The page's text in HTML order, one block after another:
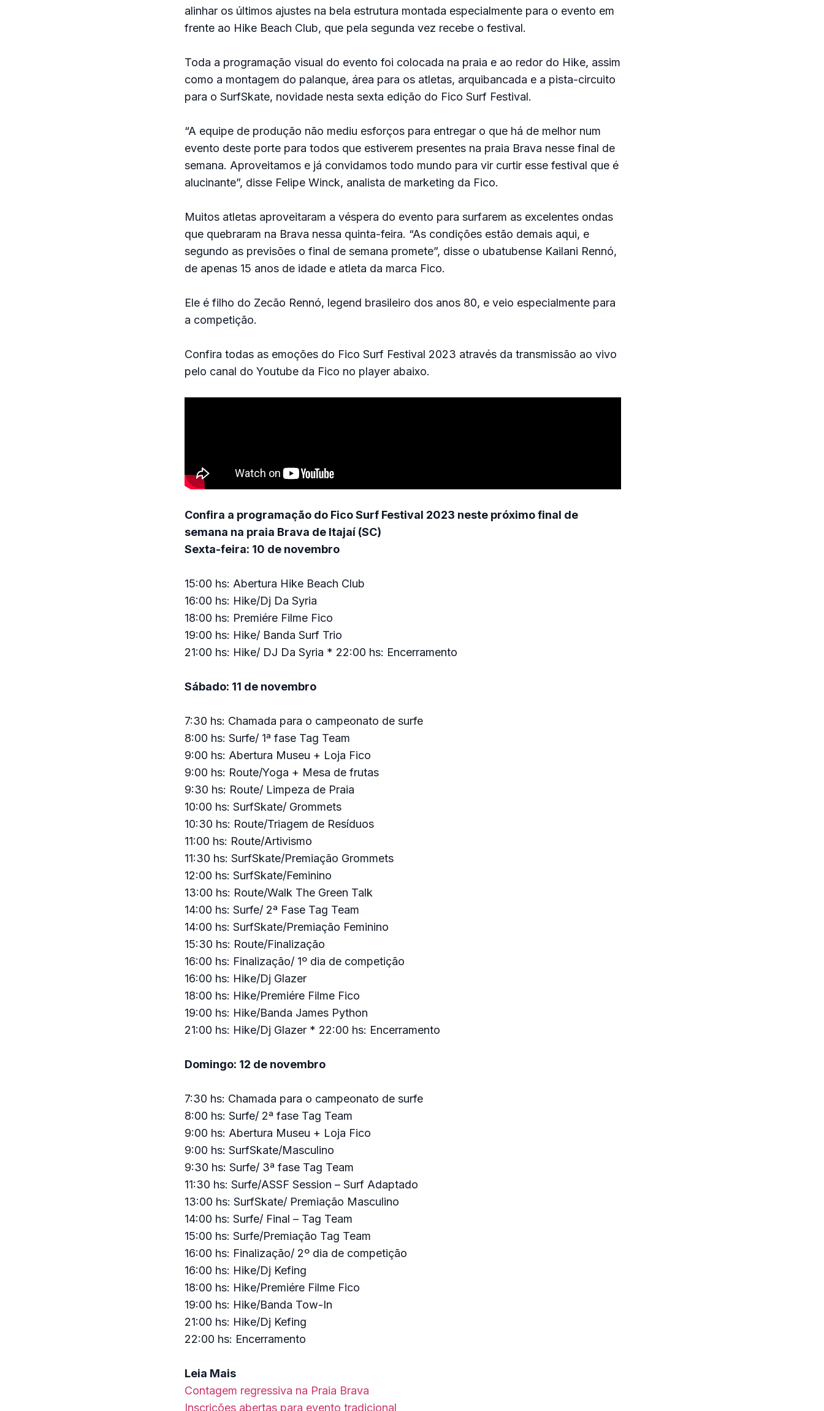
alinhar os últimos ajustes na bela estrutura montada especialmente para o evento em
frente ao Hike Beach Club, que pela segunda vez recebe o festival.
Toda a programação visual do evento foi colocada na praia e ao redor do Hike, assim
como a montagem do palanque, área para os atletas, arquibancada e a pista-circuito
para o SurfSkate, novidade nesta sexta edição do Fico Surf Festival.
“A equipe de produção não mediu esforços para entregar o que há de melhor num
evento deste porte para todos que estiverem presentes na praia Brava nesse final de
semana. Aproveitamos e já convidamos todo mundo para vir curtir esse festival que é
alucinante”, disse Felipe Winck, analista de marketing da Fico.
Muitos atletas aproveitaram a véspera do evento para surfarem as excelentes ondas
que quebraram na Brava nessa quinta-feira. “As condições estão demais aqui, e
segundo as previsões o final de semana promete”, disse o ubatubense Kailani Rennó,
de apenas 15 anos de idade e atleta da marca Fico.
Ele é filho do Zecão Rennó, legend brasileiro dos anos 80, e veio especialmente para
a competição.
Confira todas as emoções do Fico Surf Festival 2023 através da transmissão ao vivo
pelo canal do Youtube da Fico no player abaixo.
Confira a programação do Fico Surf Festival 2023 neste próximo final de
semana na praia Brava de Itajaí (SC)
Sexta-feira: 10 de novembro
15:00 hs: Abertura Hike Beach Club
16:00 hs: Hike/Dj Da Syria
18:00 hs: Premiére Filme Fico
19:00 hs: Hike/ Banda Surf Trio
21:00 hs: Hike/ DJ Da Syria * 22:00 hs: Encerramento
Sábado: 11 de novembro
7:30 hs: Chamada para o campeonato de surfe
8:00 hs: Surfe/ 1ª fase Tag Team
9:00 hs: Abertura Museu + Loja Fico
9:00 hs: Route/Yoga + Mesa de frutas
9:30 hs: Route/ Limpeza de Praia
10:00 hs: SurfSkate/ Grommets
10:30 hs: Route/Triagem de Resíduos
11:00 hs: Route/Artivismo
11:30 hs: SurfSkate/Premiação Grommets
12:00 hs: SurfSkate/Feminino
13:00 hs: Route/Walk The Green Talk
14:00 hs: Surfe/ 2ª Fase Tag Team
14:00 hs: SurfSkate/Premiação Feminino
15:30 hs: Route/Finalização
16:00 hs: Finalização/ 1º dia de competição
16:00 hs: Hike/Dj Glazer
18:00 hs: Hike/Premiére Filme Fico
19:00 hs: Hike/Banda James Python
21:00 hs: Hike/Dj Glazer * 22:00 hs: Encerramento
Domingo: 12 de novembro
7:30 hs: Chamada para o campeonato de surfe
8:00 hs: Surfe/ 2ª fase Tag Team
9:00 hs: Abertura Museu + Loja Fico
9:00 hs: SurfSkate/Masculino
9:30 hs: Surfe/ 3ª fase Tag Team
11:30 hs: Surfe/ASSF Session – Surf Adaptado
13:00 hs: SurfSkate/ Premiação Masculino
14:00 hs: Surfe/ Final – Tag Team
15:00 hs: Surfe/Premiação Tag Team
16:00 hs: Finalização/ 2º dia de competição
16:00 hs: Hike/Dj Kefing
18:00 hs: Hike/Premiére Filme Fico
19:00 hs: Hike/Banda Tow-In
21:00 hs: Hike/Dj Kefing
22:00 hs: Encerramento
Leia Mais
Contagem regressiva na Praia Brava
Inscrições abertas para evento tradicional